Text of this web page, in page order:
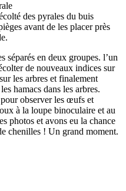
des pyrales du buis
avant de les placer près
séparés en deux groupes. l’un
de nouveaux indices sur
les arbres et finalement
hamacs dans les arbres.
observer les œufs et
à la loupe binoculaire et au
photos et avons eu la chance
chenilles ! Un grand moment.